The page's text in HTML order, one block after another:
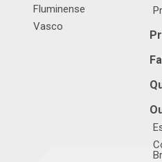
Fluminense
Vasco